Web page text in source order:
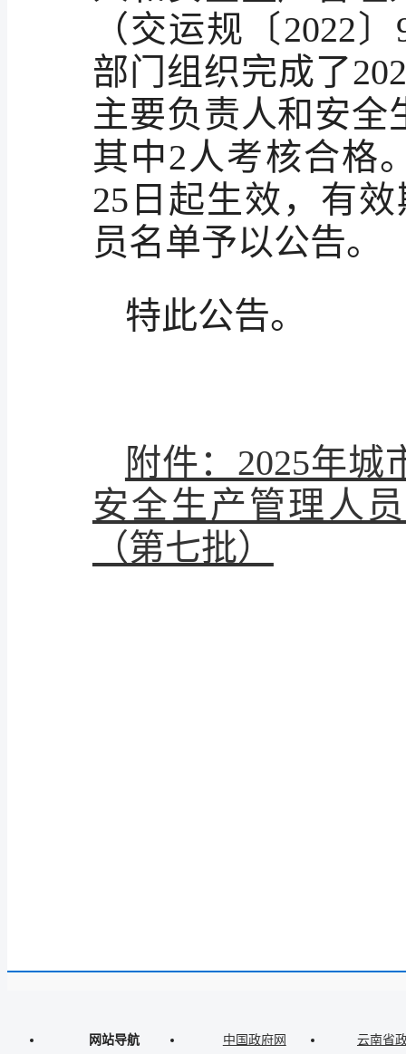
（交运规〔2022
部门组织完成了
主要负责人和安全
其中2人考核合格
25日起生效，有
员名单予以公告。
特此公告。
附件：2025年
安全生产管理人
（第七批）
网站导航 中国政府网 云南省